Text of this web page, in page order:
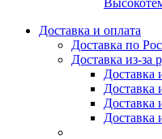
Доставка и оплата
Доставка по
Доставка из-за
Доставка
Доставка
Доставка